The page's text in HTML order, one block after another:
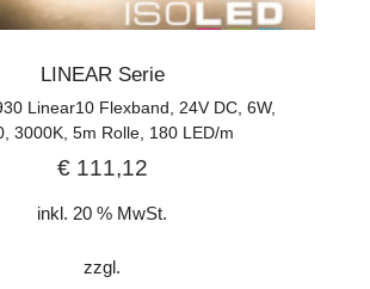
LINEAR Serie
Linear10 Flexband, 24V DC, 6W,
3000K, 5m Rolle, 180 LED/m
€111,12
inkl. 20 % MwSt.
zzgl.